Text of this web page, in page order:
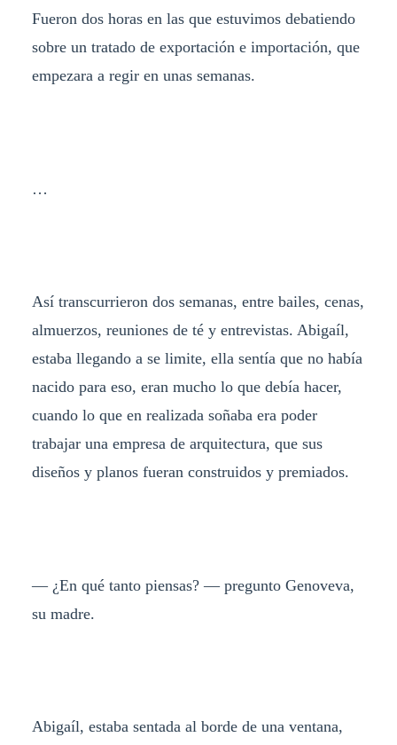
Fueron dos horas en las que estuvimos debatiendo
sobre un tratado de exportación e importación, que
empezara a regir en unas semanas.
…
Así transcurrieron dos semanas, entre bailes, cenas,
almuerzos, reuniones de té y entrevistas. Abigaíl,
estaba llegando a se limite, ella sentía que no había
nacido para eso, eran mucho lo que debía hacer,
cuando lo que en realizada soñaba era poder
trabajar una empresa de arquitectura, que sus
diseños y planos fueran construidos y premiados.
— ¿En qué tanto piensas? — pregunto Genoveva,
su madre.
Abigaíl, estaba sentada al borde de una ventana,